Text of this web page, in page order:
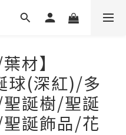
材】
球(深紅)/多
誕樹/聖誕
誕飾品/花